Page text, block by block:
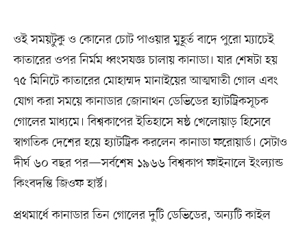
ওই সময়টুকু ও কোনের চোট পাওয়ার মুহূর্ত বাদে পুরো ম্যাচেই
কাতারের ওপর নির্মম ধ্বংসযজ্ঞ চালায় কানাডা। যার শেষটা হয়
৭৫ মিনিটে কাতারের মোহাম্মদ মানাইয়ের আত্মঘাতী গোল এবং
যোগ করা সময়ে কানাডার জোনাথন ডেভিডের হ্যাটট্রিকসূচক
গোলের মাধ্যমে। বিশ্বকাপের ইতিহাসে ষষ্ঠ খেলোয়াড় হিসেবে
স্বাগতিক দেশের হয়ে হ্যাটট্রিক করলেন কানাডা ফরোয়ার্ড। সেটাও
দীর্ঘ ৬০ বছর পর—সর্বশেষ ১৯৬৬ বিশ্বকাপ ফাইনালে ইংল্যান্ড
কিংবদন্তি জিওফ হার্স্ট।
প্রথমার্ধে কানাডার তিন গোলের দুটি ডেভিডের, অন্যটি কাইল